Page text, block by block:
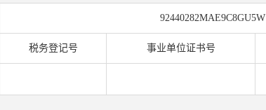
92440282MAE9C8GU5W
税务登记号 事业单位证书号